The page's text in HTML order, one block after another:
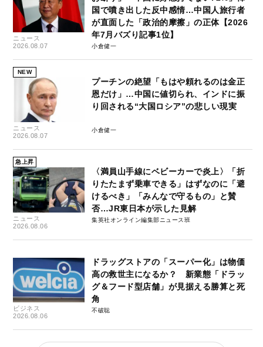
ニュース
2026.08.07
国で噴き出した反中感情…中国人旅行者
が直面した「政治的摩擦」の正体【2026
年7月バズり記事1位】
小倉健一
NEW
ニュース
2026.08.07
プーチンの絶望「もはや頼れるのは金正
恩だけ」…中国に値切られ、インドに振
り回される“大国ロシア”の悲しい現実
小倉健一
急上昇
ニュース
2026.08.06
〈満員山手線にベビーカーで炎上〉「折
りたたまず乗車できる」はずなのに「避
けるべき」「みんなで守るもの」と賛
否…JR東日本が示した見解
集英社オンライン編集部ニュース班
ビジネス
2026.08.06
ドラッグストアの「スーパー化」は物価
高の救世主になるか？ 新業態「ドラッ
グ＆フード型店舗」が見据える勝算と死
角
不破聡